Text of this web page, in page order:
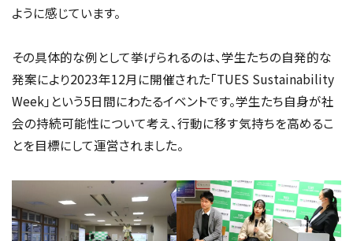
ように感じています。
その具体的な例として挙げられるのは、学生たちの自発的な
発案により2023年12月に開催された「TUES Sustainability
Week」という5日間にわたるイベントです。学生たち自身が社
会の持続可能性について考え、行動に移す気持ちを高めるこ
とを目標にして運営されました。